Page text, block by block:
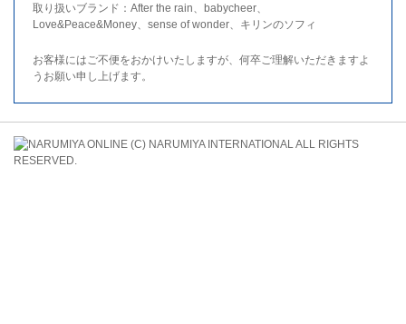
取り扱いブランド：After the rain、babycheer、
Love&Peace&Money、sense of wonder、キリンのソフィ
お客様にはご不便をおかけいたしますが、何卒ご理解いただきますよ
うお願い申し上げます。